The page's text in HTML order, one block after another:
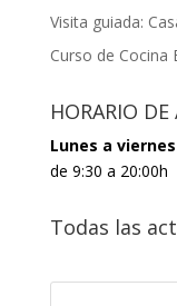
Visita guiada:
Curso de Cocina
HORARIO
Lunes a viernes
de 9:30 a 20:00h
Todas las